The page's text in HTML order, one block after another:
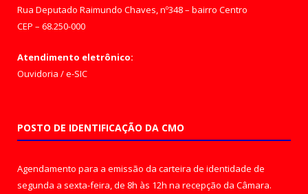
Rua Deputado Raimundo Chaves, nº348 – bairro Centro
CEP – 68.250-000
Atendimento eletrônico:
Ouvidoria /e-SIC
POSTO DE IDENTIFICAÇÃO DA CMO
Agendamento para a emissão da carteira de identidade de
segunda a sexta-feira, de 8h às 12h na recepção da Câmara.